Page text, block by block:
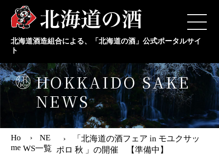
北海道酒造組合による、「北海道の酒」公式ポータルサイ
ト
TOP
日本酒メーカー
本格焼酎メーカー
新着情報
年間イベント情報
HOKKAIDO SAKE
NEWS
Ho
me
NE
WS一覧
「北海道の酒フェア in モユクサッ
ポロ 秋 」の開催 【準備中】